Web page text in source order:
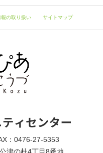
報の取り扱い サイトマップ
：0476-27-5353
津の杜4丁目8番地